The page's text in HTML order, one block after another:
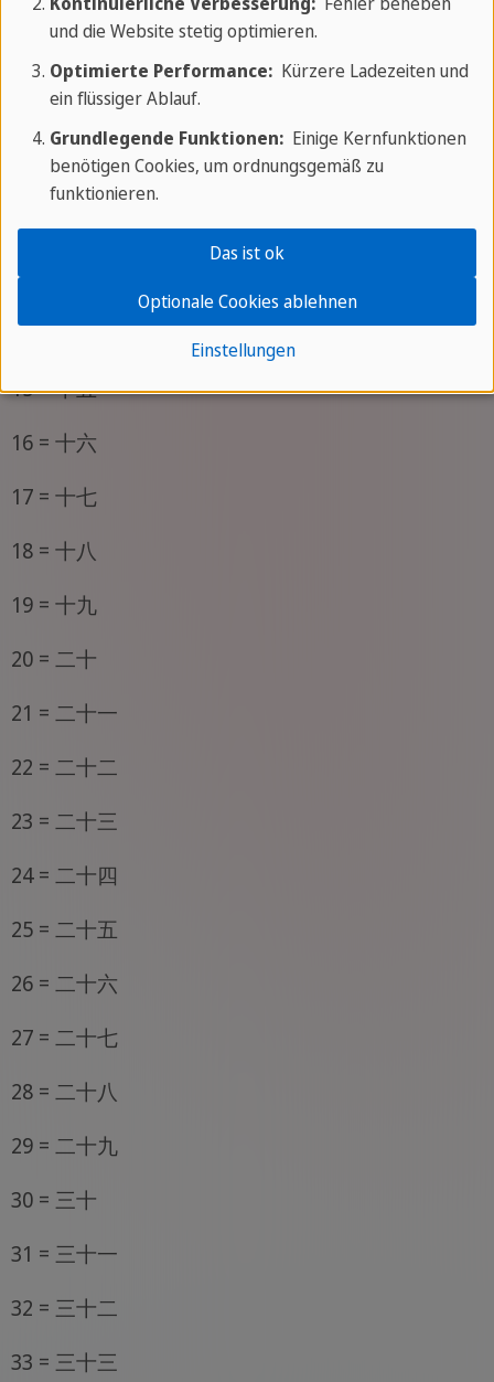
8 = 八
9 = 九
11 = 十一
12 = 十二
13 = 十三
14 = 十四
15 = 十五
16 = 十六
17 = 十七
18 = 十八
19 = 十九
20 = 二十
21 = 二十一
22 = 二十二
23 = 二十三
24 = 二十四
25 = 二十五
26 = 二十六
27 = 二十七
28 = 二十八
29 = 二十九
30 = 三十
31 = 三十一
32 = 三十二
33 = 三十三
und die Website stetig optimieren.
Optimierte Performance:Kürzere Ladezeiten und
ein flüssiger Ablauf.
Grundlegende Funktionen:Einige Kernfunktionen
benötigen Cookies, um ordnungsgemäß zu
funktionieren.
Einstellungen
Optionale Cookies ablehnen
Das ist ok